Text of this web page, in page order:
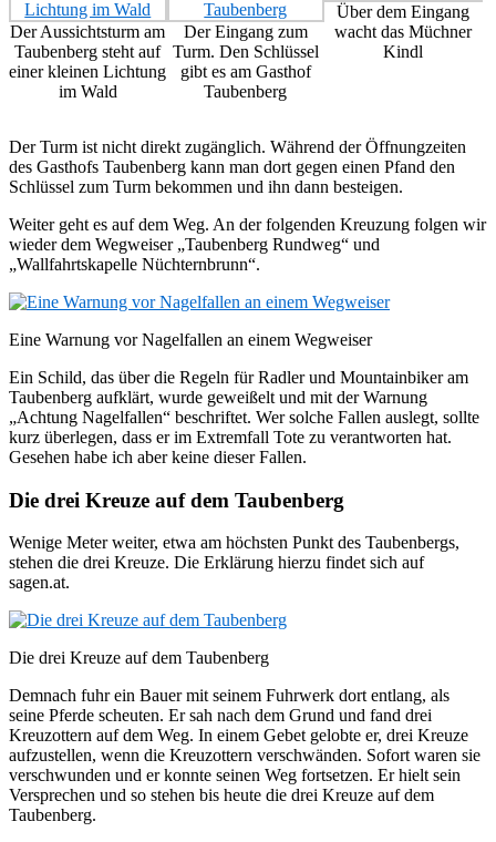
Der Aussichtsturm am
Taubenberg steht auf
einer kleinen Lichtung
im Wald
Der Eingang zum
Turm. Den Schlüssel
gibt es am Gasthof
Taubenberg
Über dem Eingang
wacht das Müchner
Kindl
Der Turm ist nicht direkt zugänglich. Während der Öffnungzeiten
des Gasthofs Taubenberg kann man dort gegen einen Pfand den
Schlüssel zum Turm bekommen und ihn dann besteigen.
Weiter geht es auf dem Weg. An der folgenden Kreuzung folgen wir
wieder dem Wegweiser „Taubenberg Rundweg“ und
„Wallfahrtskapelle Nüchternbrunn“.
Eine Warnung vor Nagelfallen an einem Wegweiser
Ein Schild, das über die Regeln für Radler und Mountainbiker am
Taubenberg aufklärt, wurde geweißelt und mit der Warnung
„Achtung Nagelfallen“ beschriftet. Wer solche Fallen auslegt, sollte
kurz überlegen, dass er im Extremfall Tote zu verantworten hat.
Gesehen habe ich aber keine dieser Fallen.
Die drei Kreuze auf dem Taubenberg
Wenige Meter weiter, etwa am höchsten Punkt des Taubenbergs,
stehen die drei Kreuze. Die Erklärung hierzu findet sich auf
sagen.at.
Die drei Kreuze auf dem Taubenberg
Demnach fuhr ein Bauer mit seinem Fuhrwerk dort entlang, als
seine Pferde scheuten. Er sah nach dem Grund und fand drei
Kreuzottern auf dem Weg. In einem Gebet gelobte er, drei Kreuze
aufzustellen, wenn die Kreuzottern verschwänden. Sofort waren sie
verschwunden und er konnte seinen Weg fortsetzen. Er hielt sein
Versprechen und so stehen bis heute die drei Kreuze auf dem
Taubenberg.